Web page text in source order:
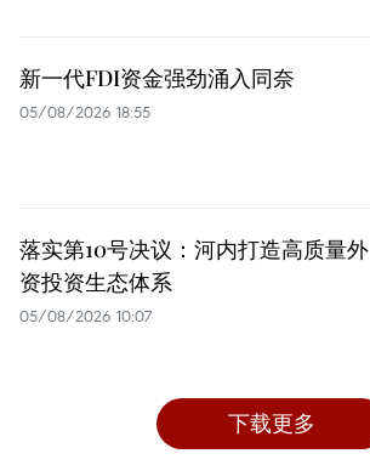
新一代FDI资金强劲涌入同奈
05/08/2026 18:55
落实第10号决议：河内打造高质量外
资投资生态体系
05/08/2026 10:07
下载更多